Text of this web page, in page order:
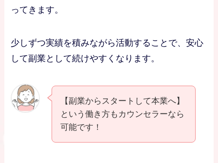
ってきます。
少しずつ実績を積みながら活動することで、安心
して副業として続けやすくなります。
【副業からスタートして本業へ】
という働き方もカウンセラーなら
可能です！